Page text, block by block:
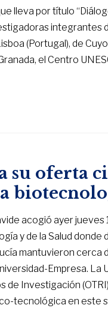
lleva por título
(Portugal), de
el Centro
su oferta
acogió ayer
y de la Salud
mantuvieron cerca
Empresa. La
de Investigación
tecnológica en este